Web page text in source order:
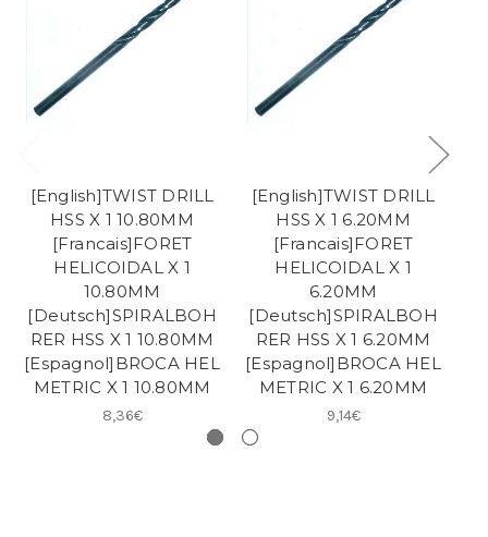
[English]TWIST DRILL
HSS X 1 10.80MM
[Francais]FORET
HELICOIDAL X 1
10.80MM
[Deutsch]SPIRALBOH
RER HSS X 1 10.80MM
[Espagnol]BROCA HEL
METRIC X 1 10.80MM
8,36€
[English]TWIST DRILL
HSS X 1 6.20MM
[Francais]FORET
HELICOIDAL X 1
6.20MM
[Deutsch]SPIRALBOH
RER HSS X 1 6.20MM
[Espagnol]BROCA HEL
METRIC X 1 6.20MM
9,14€